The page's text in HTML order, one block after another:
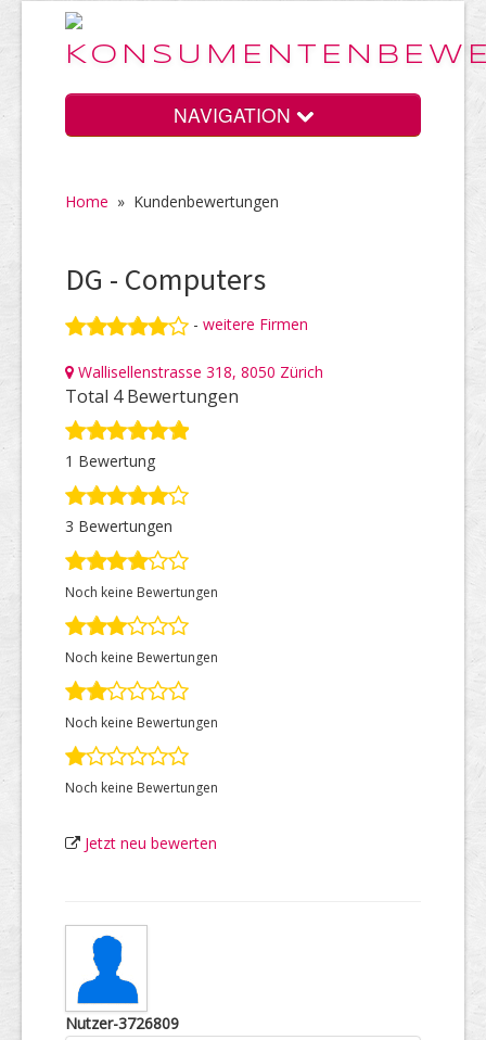
NAVIGATION
Home
Vorteile
Preise
HELP Awards
Top Firmen
Über uns
Home » Kundenbewertungen
DG - Computers
- weitere Firmen
Wallisellenstrasse 318, 8050 Zürich
Total 4 Bewertungen
1 Bewertung
3 Bewertungen
Noch keine Bewertungen
Noch keine Bewertungen
Noch keine Bewertungen
Noch keine Bewertungen
Jetzt neu bewerten
Nutzer-3726809